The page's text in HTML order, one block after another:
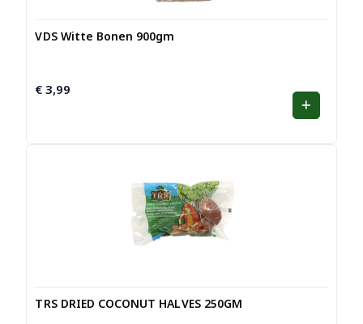
VDS Witte Bonen 900gm
€ 3,99
TRS DRIED COCONUT HALVES 250GM